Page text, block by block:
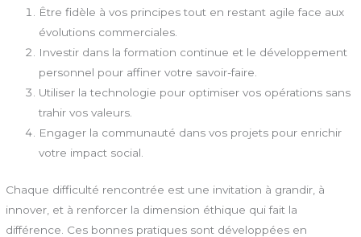
Être fidèle à vos principes tout en restant agile face aux
évolutions commerciales.
Investir dans la formation continue et le développement
personnel pour affiner votre savoir-faire.
Utiliser la technologie pour optimiser vos opérations sans
trahir vos valeurs.
Engager la communauté dans vos projets pour enrichir
votre impact social.
Chaque difficulté rencontrée est une invitation à grandir, à
innover, et à renforcer la dimension éthique qui fait la
différence. Ces bonnes pratiques sont développées en